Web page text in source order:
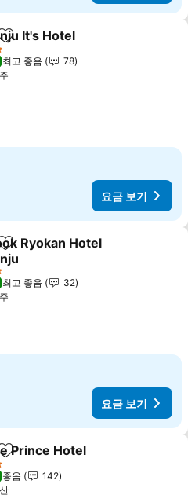
즐겨찾기에 추가
It's Hotel
최고 좋음
78
요금 보기
즐겨찾기에 추가
Ryokan Hotel
보기
최고 좋음
32
요금 보기
즐겨찾기에 추가
Prince Hotel
좋음
142